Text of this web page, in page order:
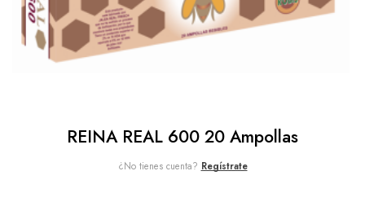
REINA REAL 600 20 Ampollas
¿No tienes cuenta? Regístrate